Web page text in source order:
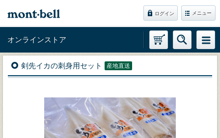
ログイン メニュー
オンラインストア
剣先イカの刺身用セット 産地直送